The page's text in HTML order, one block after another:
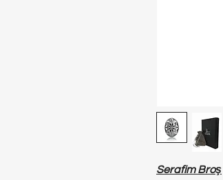
Serafim Broş